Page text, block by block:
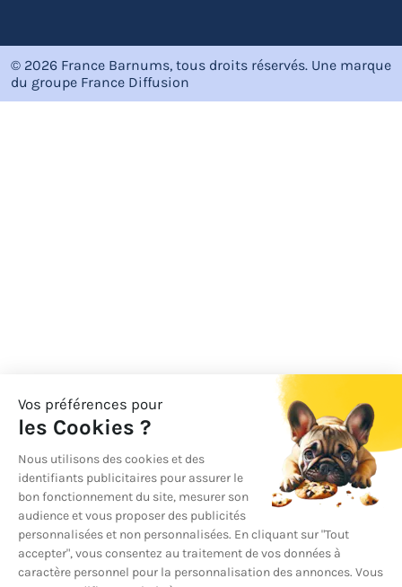
© 2026 France Barnums, tous droits réservés. Une marque
du groupe France Diffusion